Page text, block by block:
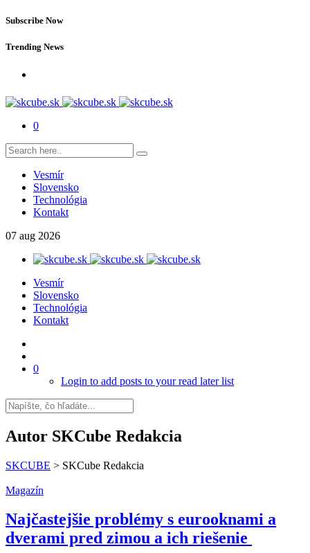
Subscribe Now
Trending News
0
Vesmír
Slovensko
Technológia
Kontakt
07 aug 2026
Vesmír
Slovensko
Technológia
Kontakt
0
Login to add posts to your read later list
Autor SKCube Redakcia
SKCUBE > SKCube Redakcia
Magazín
Najčastejšie problémy s eurooknami a
dverami pred zimou a ich riešenie